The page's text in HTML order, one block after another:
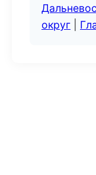
округ